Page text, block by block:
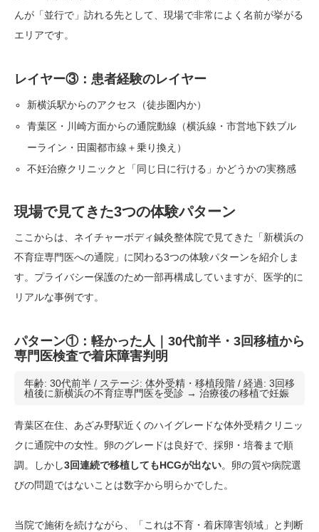
んが「並行で」訪れる先として、現場で非常によく名前が挙がる
エリアです。
レイヤー③：患者経験のレイヤー
新横浜駅からのアクセス（徒歩圏内か）
青葉区・川崎方面からの通院動線（横浜線・市営地下鉄ブル
ーライン・田園都市線＋乗り換え）
不妊治療クリニックと「同じ日に行ける」かどうかの実務感
現場で見てきた3つの体験パターン
ここからは、ネイチャーボディ鍼灸整体院で見てきた「新横浜の
不育症専門医への通院」に関わる3つの体験パターンを紹介しま
す。プライバシー保護のため一部再構成していますが、医学的に
リアルな事例です。
パターン①：軽かった人｜30代前半・3回移植から
専門医検査で着床障害判明
年齢: 30代前半 / ステージ: 体外受精・移植段階 / 経過: 3回移
植後に新横浜の不育症専門医を受診 → 治療後の移植で妊娠
青葉区在住、あざみ野駅近くのハイグレードな体外受精クリニッ
クに通院中の女性。卵のグレードは良好で、採卵・培養まで順
調。しかし3回連続で移植してもHCGが出ない。卵の質や病院選
びの問題ではないことは数字から明らかでした。
当院で施術を続けながら、「これは不育・着床障害領域」と判断